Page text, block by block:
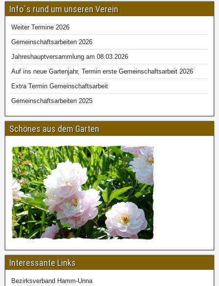
Info`s rund um unseren Verein
Weiter Termine 2026
Gemeinschaftsarbeiten 2026
Jahreshauptversammlung am 08.03.2026
Auf ins neue Gartenjahr, Termin erste Gemeinschaftsarbeit 2026
Extra Termin Gemeinschaftsarbeit
Gemeinschaftsarbeiten 2025
Schönes aus dem Garten
Interessante Links
Bezirksverband Hamm-Unna